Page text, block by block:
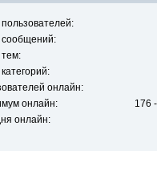
пользователей:
сообщений:
тем:
категорий:
онлайн:
онлайн:
176
онлайн: